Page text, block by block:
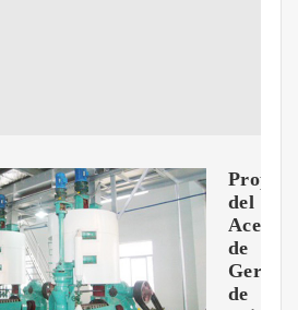
del
Aceite
de
de